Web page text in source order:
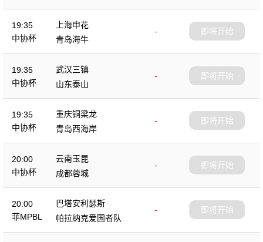
19:35
中协杯
上海申花
-
青岛海牛
即将开始
19:35
中协杯
武汉三镇
-
山东泰山
即将开始
19:35
中协杯
重庆铜梁龙
-
青岛西海岸
即将开始
20:00
中协杯
云南玉昆
-
成都蓉城
即将开始
20:00
菲MPBL
巴塔安利瑟斯
-
帕拉纳克爱国者队
即将开始